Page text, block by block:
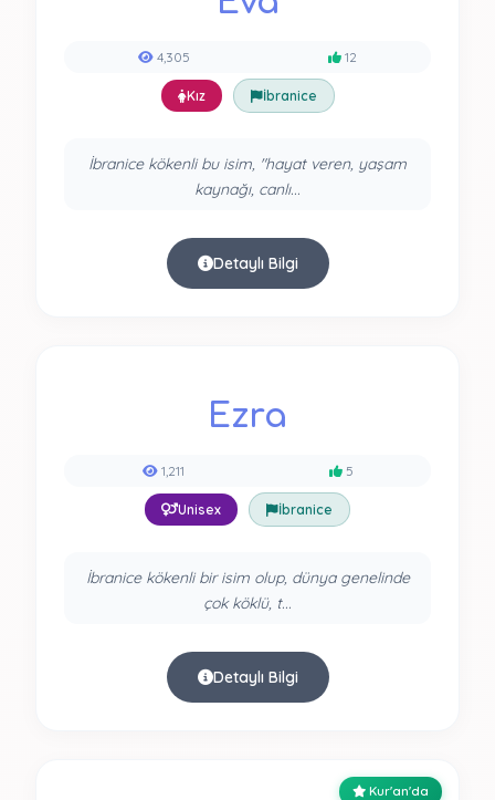
4,305 12
Kız İbranice
İbranice kökenli bu isim, "hayat veren, yaşam
kaynağı, canlı...
Detaylı Bilgi
Ezra
1,211 5
Unisex İbranice
İbranice kökenli bir isim olup, dünya genelinde
çok köklü, t...
Detaylı Bilgi
Kur'an'da